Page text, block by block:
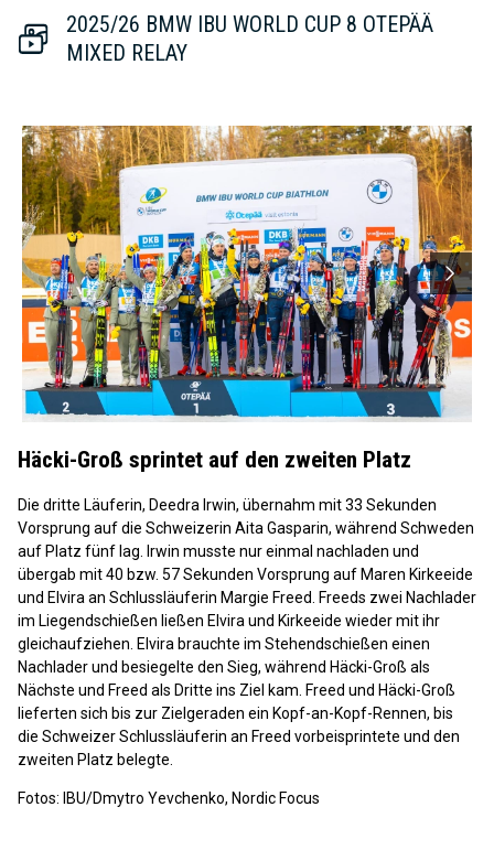
2025/26 BMW IBU WORLD CUP 8 OTEPÄÄ
MIXED RELAY
Häcki-Groß sprintet auf den zweiten Platz
Die dritte Läuferin, Deedra Irwin, übernahm mit 33 Sekunden
Vorsprung auf die Schweizerin Aita Gasparin, während Schweden
auf Platz fünf lag. Irwin musste nur einmal nachladen und
übergab mit 40 bzw. 57 Sekunden Vorsprung auf Maren Kirkeeide
und Elvira an Schlussläuferin Margie Freed. Freeds zwei Nachlader
im Liegendschießen ließen Elvira und Kirkeeide wieder mit ihr
gleichaufziehen. Elvira brauchte im Stehendschießen einen
Nachlader und besiegelte den Sieg, während Häcki-Groß als
Nächste und Freed als Dritte ins Ziel kam. Freed und Häcki-Groß
lieferten sich bis zur Zielgeraden ein Kopf-an-Kopf-Rennen, bis
die Schweizer Schlussläuferin an Freed vorbeisprintete und den
zweiten Platz belegte.
Fotos: IBU/Dmytro Yevchenko, Nordic Focus